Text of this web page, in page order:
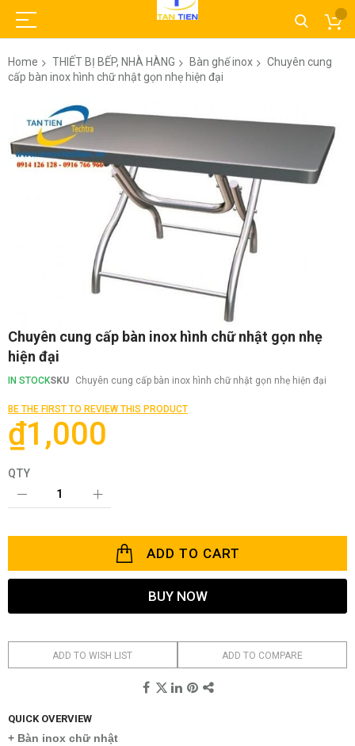
Home THIẾT BỊ BẾP, NHÀ HÀNG Bàn ghế inox
Chuyên cung
cấp bàn inox hình chữ nhật gọn nhẹ hiện đại
end
of
Skip
the
of
images
gallery
Chuyên cung cấp bàn inox hình chữ nhật gọn nhẹ
hiện đại
IN STOCKSKU Chuyên cung cấp bàn inox hình chữ nhật gọn nhẹ hiện đại
BE THE FIRST TO REVIEW THIS PRODUCT
₫1,000
QTY
ADD TO CART
BUY NOW
ADD TO WISH LIST ADD TO COMPARE
QUICK OVERVIEW
+ Bàn inox chữ nhật